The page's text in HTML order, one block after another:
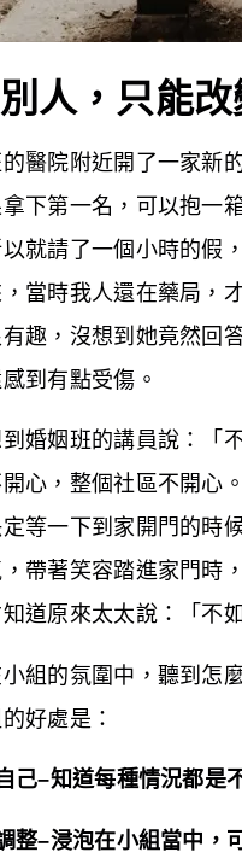
人，只能
醫院附近開了一家新
下第一名，可以抱一
就請了一個小時的假
當時我人還在藥局，
趣，沒想到她竟然回
到有點受傷。
婚姻班的講員說：「
心，整個社區不開心
等一下到家開門的時
帶著笑容踏進家門時
道原來太太說：「不
組的氛圍中，聽到怎
好處是：
己–知道每種情況都是
整–浸泡在小組當中，